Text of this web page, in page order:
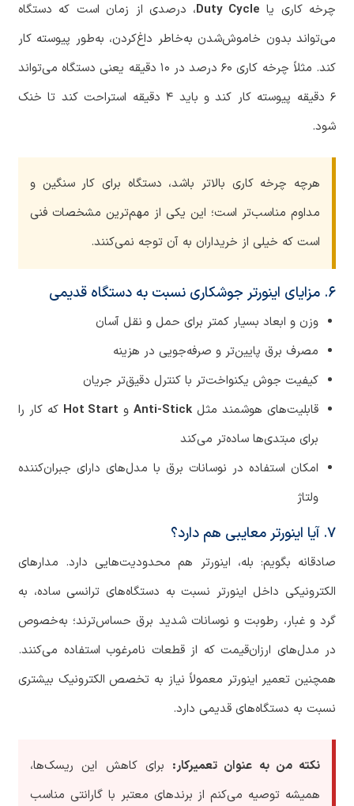
چرخه کاری یا Duty Cycle، درصدی از زمان است که دستگاه
می‌تواند بدون خاموش‌شدن به‌خاطر داغ‌کردن، به‌طور پیوسته کار
کند. مثلاً چرخه کاری ۶۰ درصد در ۱۰ دقیقه یعنی دستگاه می‌تواند
۶ دقیقه پیوسته کار کند و باید ۴ دقیقه استراحت کند تا خنک
شود.
هرچه چرخه کاری بالاتر باشد، دستگاه برای کار سنگین و
مداوم مناسب‌تر است؛ این یکی از مهم‌ترین مشخصات فنی
است که خیلی از خریداران به آن توجه نمی‌کنند.
۶. مزایای اینورتر جوشکاری نسبت به دستگاه قدیمی
وزن و ابعاد بسیار کمتر برای حمل و نقل آسان
مصرف برق پایین‌تر و صرفه‌جویی در هزینه
کیفیت جوش یکنواخت‌تر با کنترل دقیق‌تر جریان
قابلیت‌های هوشمند مثل Anti-Stick و Hot Start که کار را
برای مبتدی‌ها ساده‌تر می‌کند
امکان استفاده در نوسانات برق با مدل‌های دارای جبران‌کننده
ولتاژ
۷. آیا اینورتر معایبی هم دارد؟
صادقانه بگویم: بله، اینورتر هم محدودیت‌هایی دارد. مدارهای
الکترونیکی داخل اینورتر نسبت به دستگاه‌های ترانسی ساده، به
گرد و غبار، رطوبت و نوسانات شدید برق حساس‌ترند؛ به‌خصوص
در مدل‌های ارزان‌قیمت که از قطعات نامرغوب استفاده می‌کنند.
همچنین تعمیر اینورتر معمولاً نیاز به تخصص الکترونیک بیشتری
نسبت به دستگاه‌های قدیمی دارد.
نکته من به عنوان تعمیرکار: برای کاهش این ریسک‌ها،
همیشه توصیه می‌کنم از برندهای معتبر با گارانتی مناسب